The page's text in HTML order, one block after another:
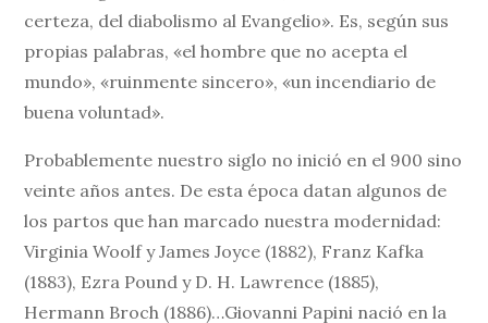
certeza, del diabolismo al Evangelio». Es, según sus
propias palabras, «el hombre que no acepta el
mundo», «ruinmente sincero», «un incendiario de
buena voluntad».
Probablemente nuestro siglo no inició en el 900 sino
veinte años antes. De esta época datan algunos de
los partos que han marcado nuestra modernidad:
Virginia Woolf y James Joyce (1882), Franz Kafka
(1883), Ezra Pound y D. H. Lawrence (1885),
Hermann Broch (1886)…Giovanni Papini nació en la